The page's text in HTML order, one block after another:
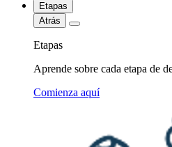
Etapas
Atrás
Etapas
Aprende sobre cada etapa de
Comienza aquí